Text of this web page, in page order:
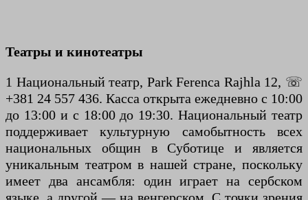
Театры и кинотеатры
1 Национальный театр, Park Ferenca Rajhla 12, ☏
+381 24 557 436. Касса открыта ежедневно с 10:00
до 13:00 и с 18:00 до 19:30. Национальный театр
поддерживает культурную самобытность всех
национальных общин в Суботице и является
уникальным театром в нашей стране, поскольку
имеет два ансамбля: один играет на сербском